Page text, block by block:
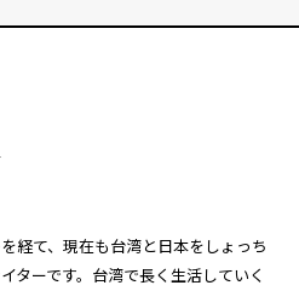
経て、現在も台湾と日本をしょっち
ターです。台湾で長く生活していく